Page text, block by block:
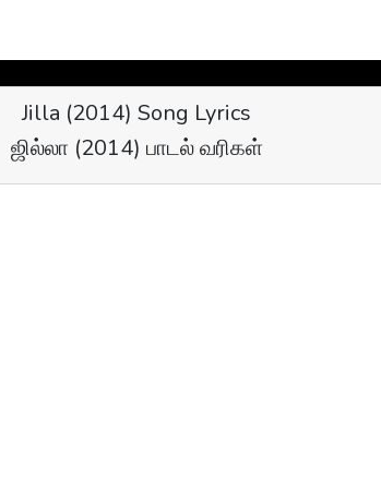
Jilla (2014) Song Lyrics
ஜில்லா (2014) பாடல் வரிகள்